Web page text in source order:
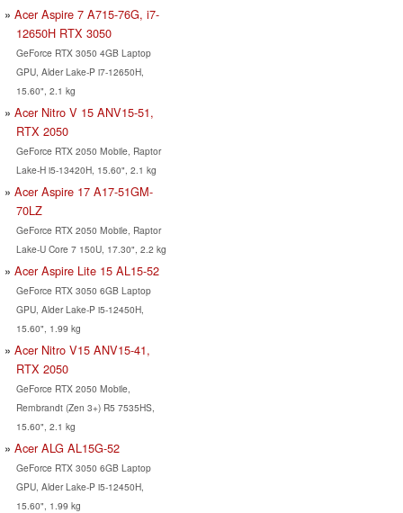
Acer Aspire 7 A715-76G, i7-
12650H RTX 3050
GeForce RTX 3050 4GB Laptop
GPU, Alder Lake-P i7-12650H,
15.60", 2.1 kg
Acer Nitro V 15 ANV15-51,
RTX 2050
GeForce RTX 2050 Mobile, Raptor
Lake-H i5-13420H, 15.60", 2.1 kg
Acer Aspire 17 A17-51GM-
70LZ
GeForce RTX 2050 Mobile, Raptor
Lake-U Core 7 150U, 17.30", 2.2 kg
Acer Aspire Lite 15 AL15-52
GeForce RTX 3050 6GB Laptop
GPU, Alder Lake-P i5-12450H,
15.60", 1.99 kg
Acer Nitro V15 ANV15-41,
RTX 2050
GeForce RTX 2050 Mobile,
Rembrandt (Zen 3+) R5 7535HS,
15.60", 2.1 kg
Acer ALG AL15G-52
GeForce RTX 3050 6GB Laptop
GPU, Alder Lake-P i5-12450H,
15.60", 1.99 kg